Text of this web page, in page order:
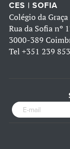
CES | SOFIA
Colégio da Graça
Rua da Sofia nº
3000-389
Tel +351 239